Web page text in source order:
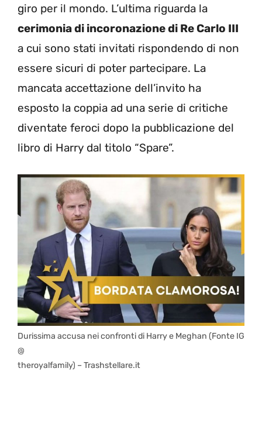
giro per il mondo. L’ultima riguarda la
cerimonia di incoronazione di Re Carlo III
a cui sono stati invitati rispondendo di non
essere sicuri di poter partecipare. La
mancata accettazione dell’invito ha
esposto la coppia ad una serie di critiche
diventate feroci dopo la pubblicazione del
libro di Harry dal titolo “Spare”.
Durissima accusa nei confronti di Harry e Meghan (Fonte IG
@
theroyalfamily) – Trashstellare.it